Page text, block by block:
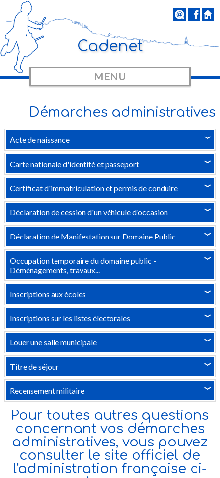
Cadenet
MENU
Démarches administratives
Acte de naissance ›
Carte nationale d'identité et passeport ›
Certificat d'immatriculation et permis de conduire ›
Déclaration de cession d'un véhicule d'occasion ›
Déclaration de Manifestation sur Domaine Public ›
Occupation temporaire du domaine public -
Déménagements, travaux...
›
Inscriptions aux écoles ›
Inscriptions sur les listes électorales ›
Louer une salle municipale ›
Titre de séjour ›
Recensement militaire ›
Pour toutes autres questions
concernant vos démarches
administratives, vous pouvez
consulter le site officiel de
l'administration française ci-